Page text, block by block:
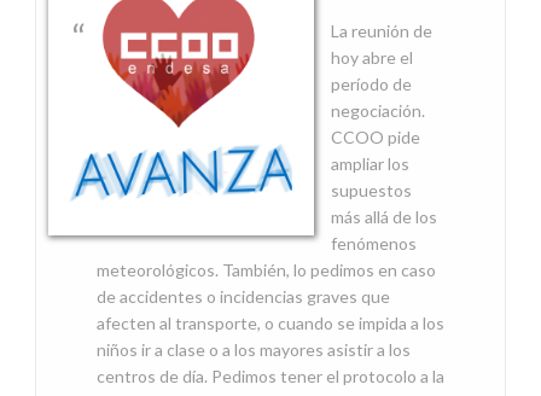
La reunión de
hoy abre el
período de
negociación.
CCOO pide
ampliar los
supuestos
más allá de los
fenómenos
meteorológicos. También, lo pedimos en caso
de accidentes o incidencias graves que
afecten al transporte, o cuando se impida a los
niños ir a clase o a los mayores asistir a los
centros de día. Pedimos tener el protocolo a la